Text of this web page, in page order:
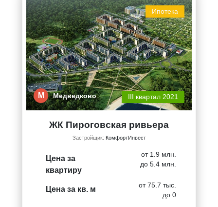
Ипотека
М Медведково III квартал 2021
ЖК Пироговская ривьера
Застройщик: КомфортИнвест
Цена за
квартиру
от 1.9 млн.
до 5.4 млн.
Цена за кв. м
от 75.7 тыс.
до 0